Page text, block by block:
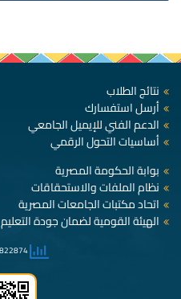
نتائج الطلاب
أرسل استفسارك
الدعم الفني للإيميل الجامعي
أساسيات التحول الرقمي
بوابة الحكومة المصرية
نظام الملفات والاستحقاقات
اتحاد مكتبات الجامعات المصرية
الهيئة القومية لضمان جودة التعليم